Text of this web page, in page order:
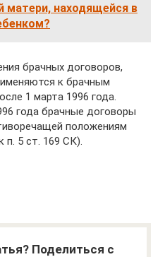
матери, находящейся в
брачных договоров,
к брачным
1 марта 1996 года.
года брачные договоры
положениям
5 ст. 169 СК).
Поделиться с